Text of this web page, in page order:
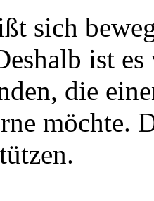
sich
ist
die
möchte.